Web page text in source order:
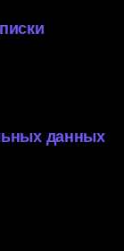
данных